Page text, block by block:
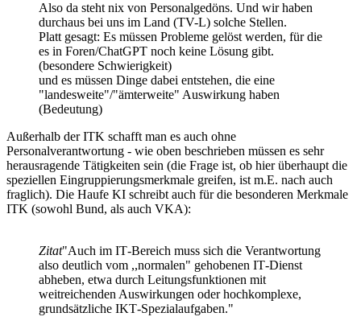
Also da steht nix von Personalgedöns. Und wir haben
durchaus bei uns im Land (TV-L) solche Stellen.
Platt gesagt: Es müssen Probleme gelöst werden, für die
es in Foren/ChatGPT noch keine Lösung gibt.
(besondere Schwierigkeit)
und es müssen Dinge dabei entstehen, die eine
"landesweite"/"ämterweite" Auswirkung haben
(Bedeutung)
Außerhalb der ITK schafft man es auch ohne
Personalverantwortung - wie oben beschrieben müssen es sehr
herausragende Tätigkeiten sein (die Frage ist, ob hier überhaupt die
speziellen Eingruppierungsmerkmale greifen, ist m.E. nach auch
fraglich). Die Haufe KI schreibt auch für die besonderen Merkmale
ITK (sowohl Bund, als auch VKA):
Zitat"Auch im IT‑Bereich muss sich die Verantwortung
also deutlich vom ,,normalen" gehobenen IT‑Dienst
abheben, etwa durch Leitungsfunktionen mit
weitreichenden Auswirkungen oder hochkomplexe,
grundsätzliche IKT‑Spezialaufgaben."